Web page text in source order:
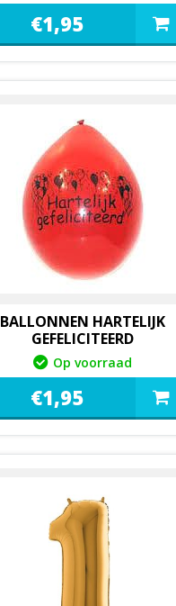
€1,95
BALLONNEN HARTELIJK
GEFELICITEERD
Op voorraad
€1,95